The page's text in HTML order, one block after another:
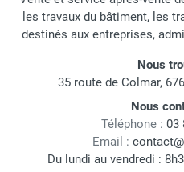
les travaux du bâtiment, les
destinés aux entreprises,
Nous
35 route de Colmar,
Nous
Téléphone : 03
Email :
Du lundi au vendredi :